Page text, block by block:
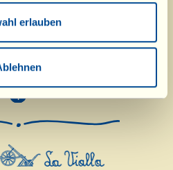
erlauben